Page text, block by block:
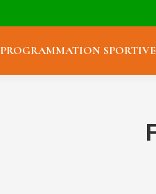
PROGRAMMATION SPORTIVE